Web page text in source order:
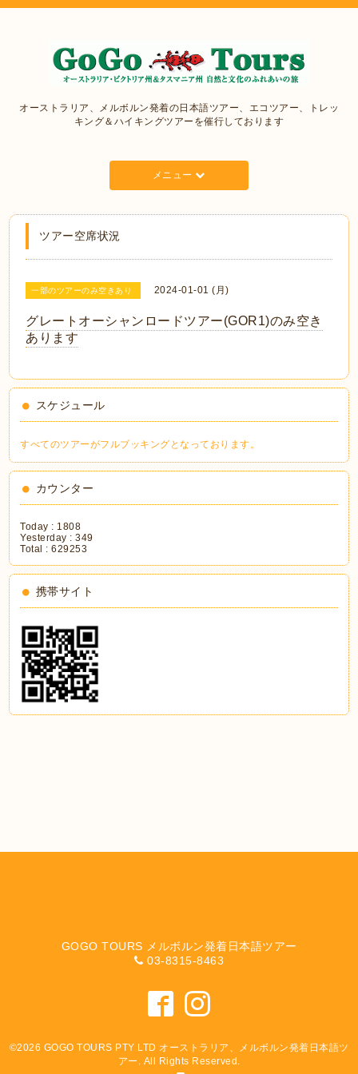
オーストラリア、メルボルン発着の日本語ツアー、エコツアー、トレッ
キング＆ハイキングツアーを催行しております
メニュー
ツアー空席状況
一部のツアーのみ空きあり 2024-01-01 (月)
グレートオーシャンロードツアー(GOR1)のみ空き
あります
スケジュール
すべてのツアーがフルブッキングとなっております。
カウンター
Today : 1808
Yesterday :349
Total :629253
携帯サイト
GOGO TOURS メルボルン発着日本語ツアー
03-8315-8463
©2026 GOGO TOURS PTY LTD オーストラリア、メルボルン発着日本語ツ
アー . All Rights Reserved.